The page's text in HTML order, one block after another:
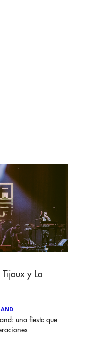
Tijoux y La
una fiesta que